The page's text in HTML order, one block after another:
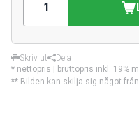
Skriv ut
Dela
* nettopris | bruttopris inkl. 19%
** Bilden kan skilja sig något